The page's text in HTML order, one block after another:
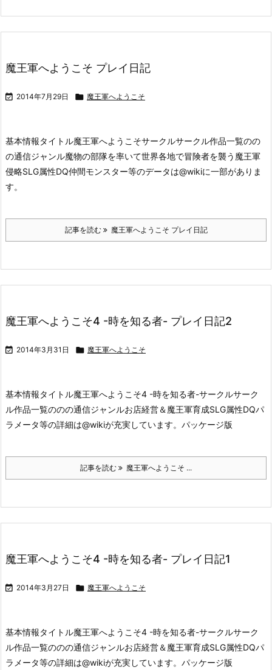
魔王軍へようこそ プレイ日記
 2014年7月29日  魔王軍へようこそ
基本情報タイトル魔王軍へようこそサークルサークル作品一覧のの
の通信ジャンル魔物の部隊を率いて世界各地で冒険者を襲う魔王軍
侵略SLG属性DQ仲間モンスター等のデータは@wikiに一部がありま
す。
記事を読む 魔王軍へようこそ プレイ日記
魔王軍へようこそ4 -時を知る者- プレイ日記2
 2014年3月31日  魔王軍へようこそ
基本情報タイトル魔王軍へようこそ4 -時を知る者-サークルサーク
ル作品一覧ののの通信ジャンルお店経営＆魔王軍育成SLG属性DQパ
ラメータ等の詳細は@wikiが充実しています。 パッケージ版
記事を読む 魔王軍へようこそ ...
魔王軍へようこそ4 -時を知る者- プレイ日記1
 2014年3月27日  魔王軍へようこそ
基本情報タイトル魔王軍へようこそ4 -時を知る者-サークルサーク
ル作品一覧ののの通信ジャンルお店経営＆魔王軍育成SLG属性DQパ
ラメータ等の詳細は@wikiが充実しています。 パッケージ版